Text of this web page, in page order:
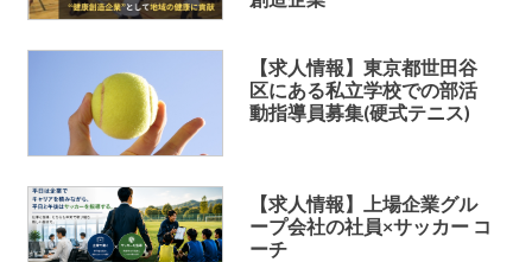
【求人情報】東京都世田谷
区にある私立学校での部活
動指導員募集(硬式テニス)
【求人情報】上場企業グル
ープ会社の社員×サッカー コ
ーチ